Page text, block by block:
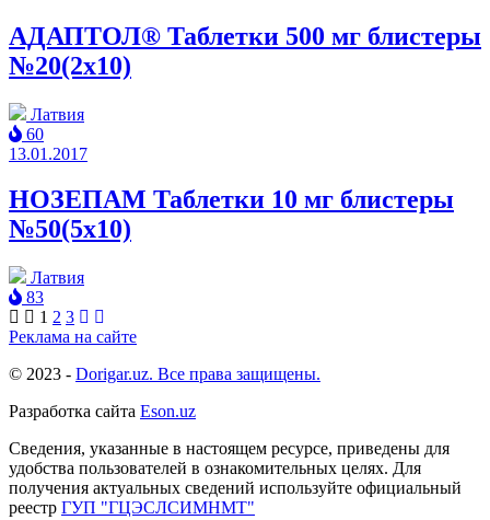
АДАПТОЛ® Таблетки 500 мг блистеры
№20(2x10)
Латвия
60
13.01.2017
НОЗЕПАМ Таблетки 10 мг блистеры
№50(5x10)
Латвия
83
1 2 3
Реклама на сайте
© 2023 - Dorigar.uz. Все права защищены.
Разработка сайта Eson.uz
Сведения, указанные в настоящем ресурсе, приведены для
удобства пользователей в ознакомительных целях. Для
получения актуальных сведений используйте официальный
реестр ГУП "ГЦЭСЛСИМНМТ"